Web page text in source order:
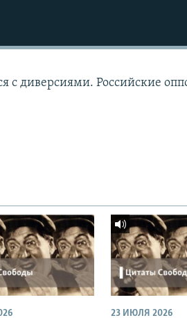
с диверсиями. Российские
23 ИЮЛЯ 2026